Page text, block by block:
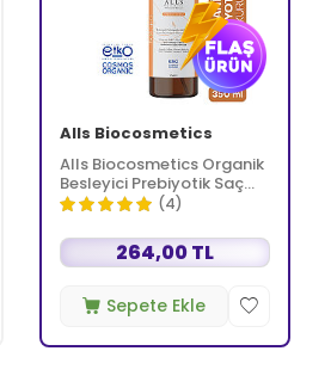
Alls Biocosmetics
Alls Biocosmetics Organik
Besleyici Prebiyotik Saç
Kremi 350 ml(4)
264,00 TL
Sepete Ekle